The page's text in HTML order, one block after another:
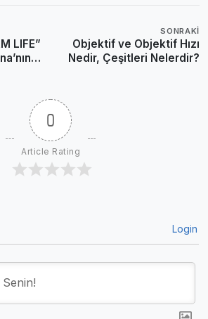
LIFE”
SONRAKI
Objektif ve Objektif Hızı
Nedir, Çeşitleri Nelerdir?
0
Article Rating
Login